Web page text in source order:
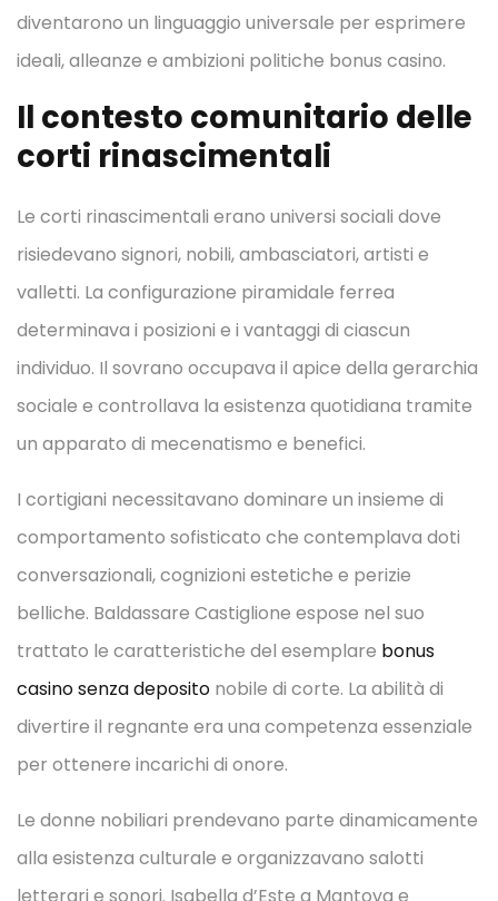
diventarono un linguaggio universale per esprimere
ideali, alleanze e ambizioni politiche bonus casinо.
Il contesto comunitario delle
corti rinascimentali
Le corti rinascimentali erano universi sociali dove
risiedevano signori, nobili, ambasciatori, artisti e
valletti. La configurazione piramidale ferrea
determinava i posizioni e i vantaggi di ciascun
individuo. Il sovrano occupava il apice della gerarchia
sociale e controllava la esistenza quotidiana tramite
un apparato di mecenatismo e benefici.
I cortigiani necessitavano dominare un insieme di
comportamento sofisticato che contemplava doti
conversazionali, cognizioni estetiche e perizie
belliche. Baldassare Castiglione espose nel suo
trattato le caratteristiche del esemplare bonus
casino senza deposito nobile di corte. La abilità di
divertire il regnante era una competenza essenziale
per ottenere incarichi di onore.
Le donne nobiliari prendevano parte dinamicamente
alla esistenza culturale e organizzavano salotti